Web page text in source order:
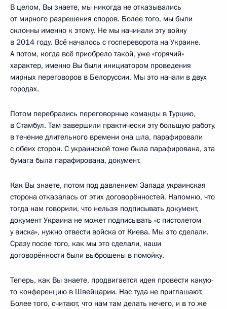
В целом, Вы знаете, мы никогда не отказывались
от мирного разрешения споров. Более того, мы были
склонны именно к этому. Не мы начинали эту войну
в 2014 году. Всё началось с госпереворота на Украине.
А потом, когда всё приобрело такой, уже «горячий»
характер, именно Вы были инициатором проведения
мирных переговоров в Белоруссии. Мы это начали в двух
городах.
Потом перебрались переговорные команды в Турцию,
в Стамбул. Там завершили практически эту большую работу,
в течение длительного времени она шла, парафировали
с обеих сторон. С украинской тоже была парафирована, эта
бумага была парафирована, документ.
Как Вы знаете, потом под давлением Запада украинская
сторона отказалась от этих договорённостей. Напомню, что
тогда нам говорили, что нельзя подписывать документ,
документ Украина не может подписывать «с пистолетом
у виска», нужно отвести войска от Киева. Мы это сделали.
Сразу после того, как мы это сделали, наши
договорённости были выброшены в помойку.
Теперь, как Вы знаете, продвигается идея провести какую-
то конференцию в Швейцарии. Нас туда не приглашают.
Более того, считают, что нам там делать нечего, и в то же